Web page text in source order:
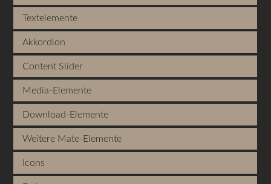
Textelemente
Akkordion
Content Slider
Media-Elemente
Download-Elemente
Weitere Mate-Elemente
Icons